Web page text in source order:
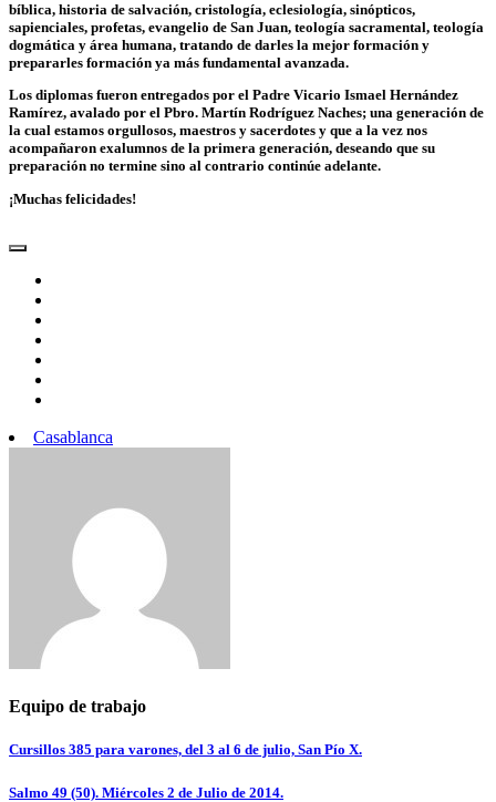
bíblica, historia de salvación, cristología, eclesiología, sinópticos,
sapienciales, profetas, evangelio de San Juan, teología sacramental, teología
dogmática y área humana, tratando de darles la mejor formación y
prepararles formación ya más fundamental avanzada.
Los diplomas fueron entregados por el Padre Vicario Ismael Hernández
Ramírez, avalado por el Pbro. Martín Rodríguez Naches; una generación de
la cual estamos orgullosos, maestros y sacerdotes y que a la vez nos
acompañaron exalumnos de la primera generación, deseando que su
preparación no termine sino al contrario continúe adelante.
¡Muchas felicidades!
Casablanca
Equipo de trabajo
Navegación
de
Cursillos 385 para varones, del 3 al 6 de julio, San Pío X.
Salmo 49 (50). Miércoles 2 de Julio de 2014.